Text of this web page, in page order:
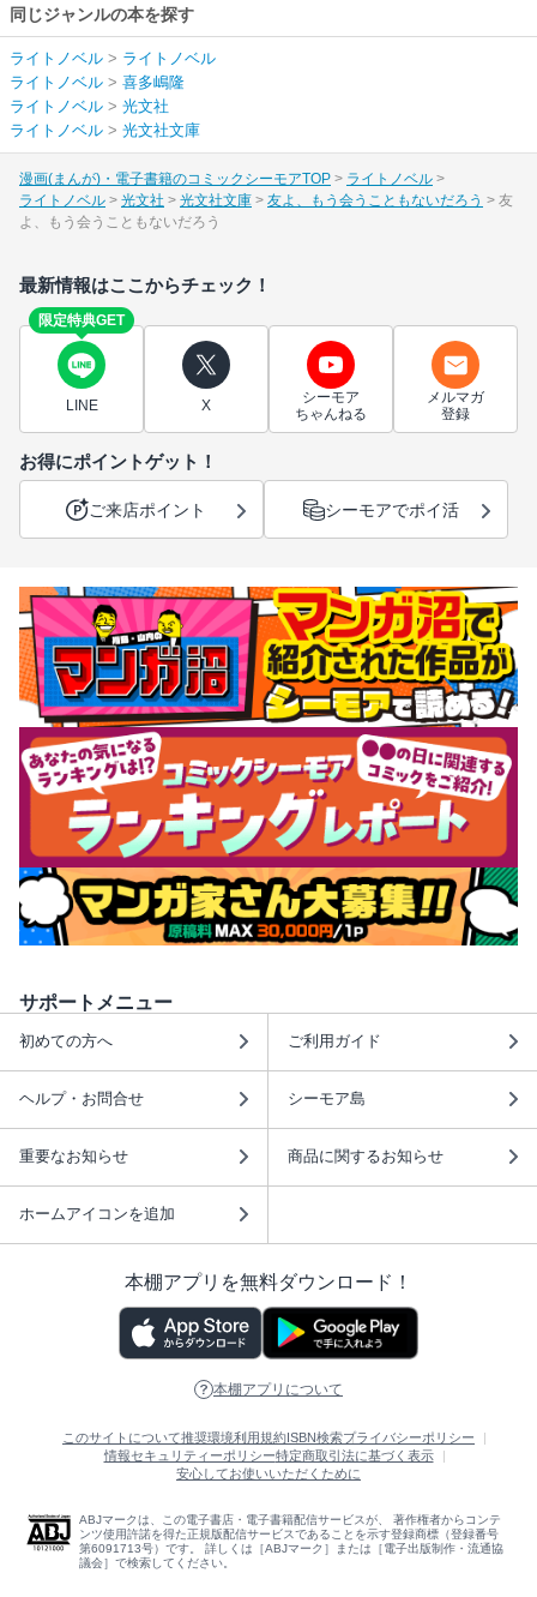
同じジャンルの本を探す
ライトノベル > ライトノベル
ライトノベル > 喜多嶋隆
ライトノベル > 光文社
ライトノベル > 光文社文庫
漫画(まんが)・電子書籍のコミックシーモアTOP
ライトノベル
ライトノベル
光文社 光文社文庫 友よ、もう会うこともないだろう
友
よ、もう会うこともないだろう
最新情報はここからチェック！
限定特典GET
LINE X
シーモア
ちゃんねる
メルマガ
登録
お得にポイントゲット！
ご来店ポイント シーモアでポイ活
サポートメニュー
初めての方へ ご利用ガイド
ヘルプ・お問合せ シーモア島
重要なお知らせ 商品に関するお知らせ
ホームアイコンを追加
本棚アプリを無料ダウンロード！
本棚アプリについて
このサイトについて推奨環境利用規約 ISBN検索プライバシーポリシー
情報セキュリティーポリシー特定商取引法に基づく表示
安心してお使いいただくために
ABJマークは、この電子書店・電子書籍配信サービスが、 著作権者からコンテ
ンツ使用許諾を得た正規版配信サービスであることを示す登録商標（登録番号
第6091713号）です。 詳しくは［ABJマーク］または［電子出版制作・流通協
議会］で検索してください。